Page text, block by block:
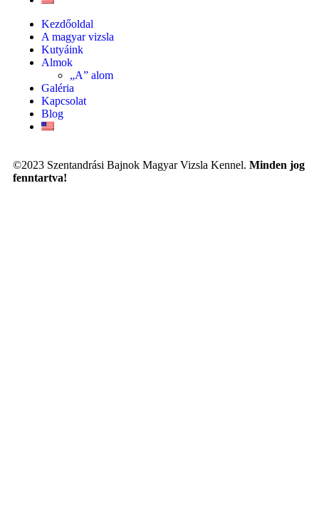
Kezdőoldal
A magyar vizsla
Kutyáink
Almok
„A” alom
Galéria
Kapcsolat
Blog
©2023 Szentandrási Bajnok Magyar Vizsla Kennel. Minden jog
fenntartva!